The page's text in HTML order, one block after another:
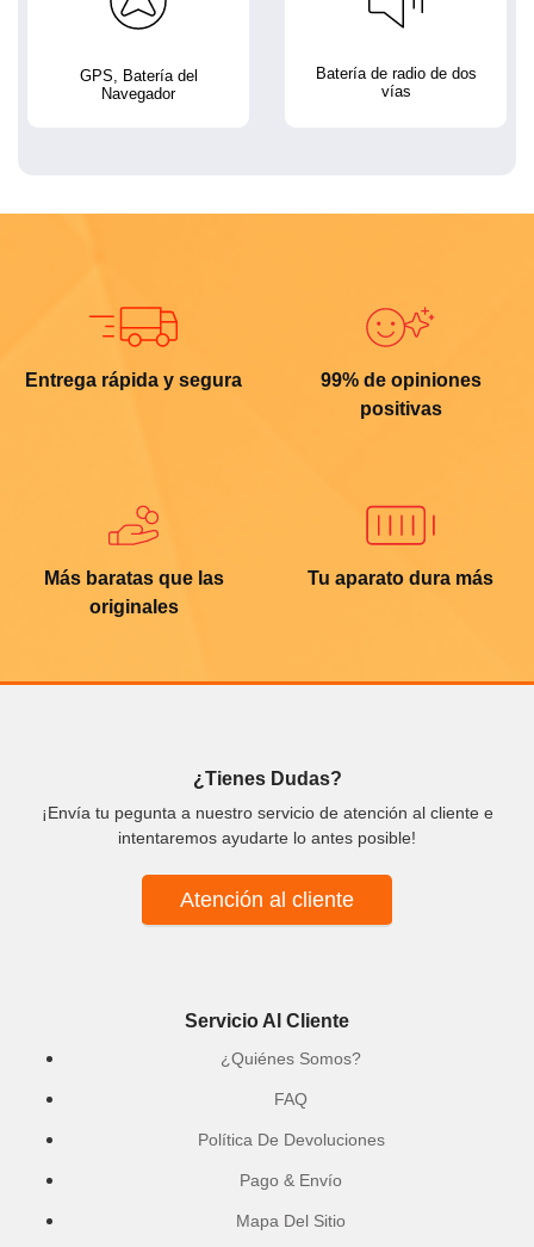
GPS, Batería del
Navegador
Batería de radio de dos
vías
Entrega rápida y segura
99% de opiniones
positivas
Más baratas que las
originales
Tu aparato dura más
¿Tienes Dudas?
¡Envía tu pegunta a nuestro servicio de atención al cliente e
intentaremos ayudarte lo antes posible!
Atención al cliente
Servicio Al Cliente
¿Quiénes Somos?
FAQ
Política De Devoluciones
Pago & Envío
Mapa Del Sitio